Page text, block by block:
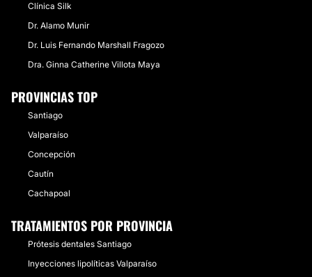
Clínica Silk
Dr. Alamo Munir
Dr. Luis Fernando Marshall Fragozo
Dra. Ginna Catherine Villota Maya
PROVINCIAS TOP
Santiago
Valparaíso
Concepción
Cautín
Cachapoal
TRATAMIENTOS POR PROVINCIA
Prótesis dentales Santiago
Inyecciones lipolíticas Valparaíso